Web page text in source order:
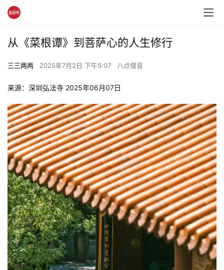
从《菜根谭》到菩萨心的人生修行
三三两两 2025年7月2日 下午5:07 八点僧音
来源：深圳弘法寺 2025年06月07日